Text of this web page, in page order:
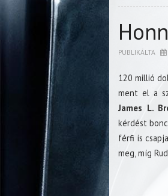
PUBLIKÁLTA
120 millió
ment el a
James L.
kérdést
férfi is
meg, míg